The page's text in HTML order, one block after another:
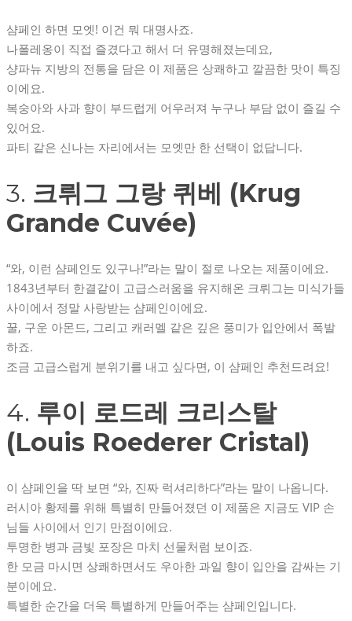
샴페인 하면 모엣! 이건 뭐 대명사죠.
나폴레옹이 직접 즐겼다고 해서 더 유명해졌는데요,
샹파뉴 지방의 전통을 담은 이 제품은 상쾌하고 깔끔한 맛이 특징
이에요.
복숭아와 사과 향이 부드럽게 어우러져 누구나 부담 없이 즐길 수
있어요.
파티 같은 신나는 자리에서는 모엣만 한 선택이 없답니다.
3. 크뤼그 그랑 퀴베 (Krug
Grande Cuvée)
“와, 이런 샴페인도 있구나!”라는 말이 절로 나오는 제품이에요.
1843년부터 한결같이 고급스러움을 유지해온 크뤼그는 미식가들
사이에서 정말 사랑받는 샴페인이에요.
꿀, 구운 아몬드, 그리고 캐러멜 같은 깊은 풍미가 입안에서 폭발
하죠.
조금 고급스럽게 분위기를 내고 싶다면, 이 샴페인 추천드려요!
4. 루이 로드레 크리스탈
(Louis Roederer Cristal)
이 샴페인을 딱 보면 “와, 진짜 럭셔리하다”라는 말이 나옵니다.
러시아 황제를 위해 특별히 만들어졌던 이 제품은 지금도 VIP 손
님들 사이에서 인기 만점이에요.
투명한 병과 금빛 포장은 마치 선물처럼 보이죠.
한 모금 마시면 상쾌하면서도 우아한 과일 향이 입안을 감싸는 기
분이에요.
특별한 순간을 더욱 특별하게 만들어주는 샴페인입니다.